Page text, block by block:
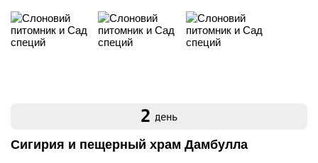
2 день
Сигирия и пещерный храм Дамбулла